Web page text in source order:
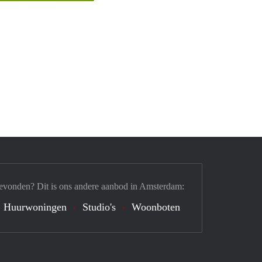
Dit is ons andere aanbod in Amsterdam:
Huurwoningen Studio's Woonboten